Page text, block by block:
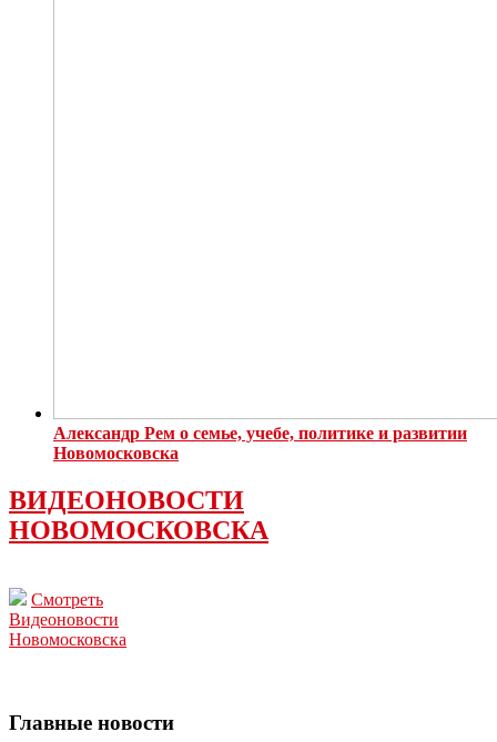
Александр Рем о семье, учебе, политике и развитии
Новомосковска
ВИДЕОНОВОСТИ
НОВОМОСКОВСКА
Смотреть
Видеоновости
Новомосковска
Главные новости